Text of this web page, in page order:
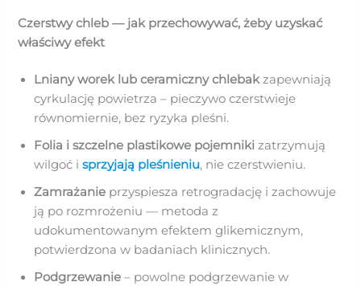
Czerstwy chleb — jak przechowywać, żeby uzyskać
właściwy efekt
Lniany worek lub ceramiczny chlebakzapewniają
cyrkulację powietrza – pieczywo czerstwieje
równomiernie, bez ryzyka pleśni.
Folia i szczelne plastikowe pojemniki zatrzymują
wilgoć isprzyjają pleśnieniu, nie czerstwieniu.
Zamrażanie przyspiesza retrogradację i zachowuje
ją po rozmrożeniu — metoda z
udokumentowanym efektem glikemicznym,
potwierdzona w badaniach klinicznych.
Podgrzewanie – powolne podgrzewanie w